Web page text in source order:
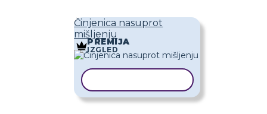
Činjenica nasuprot
mišljenju
PREMIJA
IZGLED